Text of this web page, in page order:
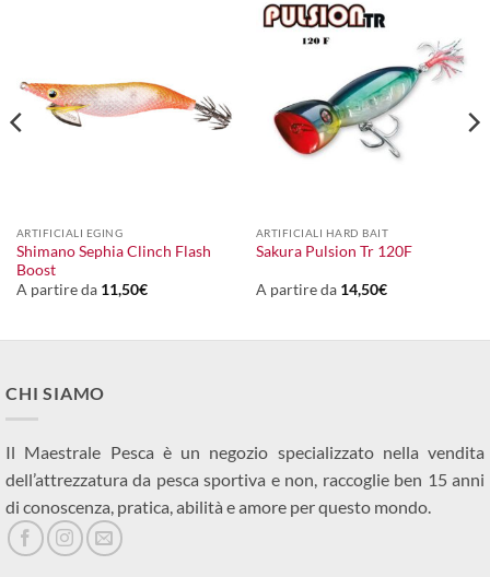
ARTIFICIALI EGING
Shimano Sephia Clinch Flash
Boost
A partire da 11,50€
ARTIFICIALI HARD BAIT
Sakura Pulsion Tr 120F
A partire da 14,50€
CHI SIAMO
Il Maestrale Pesca è un negozio specializzato nella vendita
dell’attrezzatura da pesca sportiva e non, raccoglie ben 15 anni
di conoscenza, pratica, abilità e amore per questo mondo.